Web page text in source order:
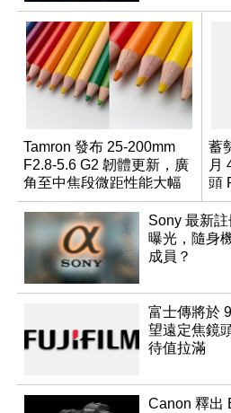
Tamron 發布 25-200mm
F2.8-5.6 G2 韌體更新，廣
角至中焦段微距性能大幅
升級
蓄
月
頭
Sony 最新註
曝光，隨身
成員？
富士傳將於
望遠定焦鏡
待值拉滿
Canon 釋出